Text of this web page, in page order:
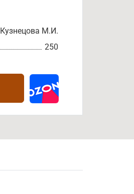
Кузнецова М.И.
250